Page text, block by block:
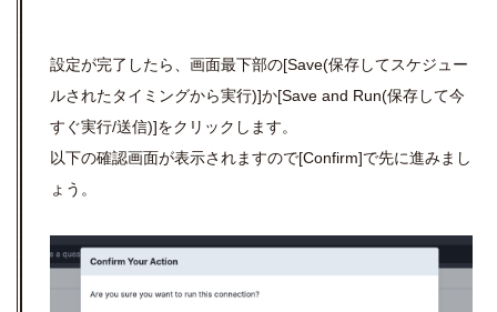
設定が完了したら、画面最下部の[Save(保存してスケジュー
ルされたタイミングから実行)]か[Save and Run(保存して今
すぐ実行/送信)]をクリックします。
以下の確認画面が表示されますので[Confirm]で先に進みまし
ょう。